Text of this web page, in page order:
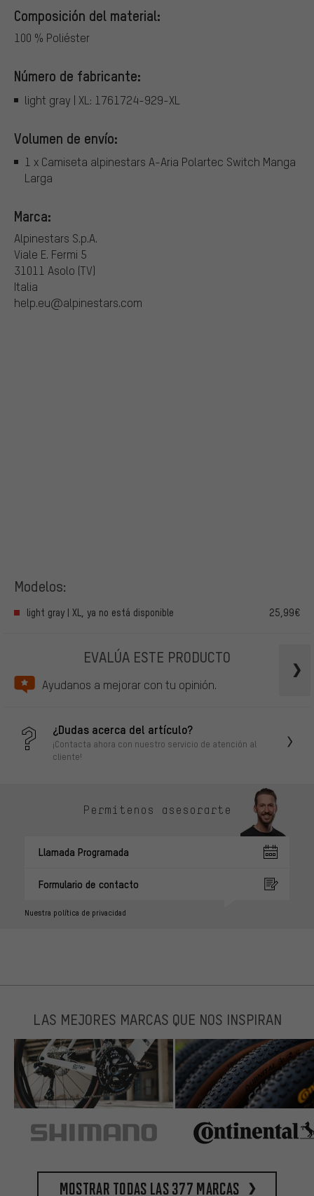
Composición del material:
100 % Poliéster
Número de fabricante:
light gray | XL: 1761724-929-XL
Volumen de envío:
1 x Camiseta alpinestars A-Aria Polartec Switch Manga
Larga
Marca:
Alpinestars S.p.A.
Viale E. Fermi 5
31011 Asolo (TV)
Italia
help.eu@alpinestars.com
Modelos:
light gray | XL, ya no está disponible 25,99€
EVALÚA ESTE PRODUCTO
Ayudanos a mejorar con tu opinión.
¿Dudas acerca del artículo?
¡Contacta ahora con nuestro servicio de atención al
cliente!
Permítenos asesorarte
Llamada Programada
Formulario de contacto
Nuestra política de privacidad
LAS MEJORES MARCAS QUE NOS INSPIRAN
Mostrar todas las 377 marcas